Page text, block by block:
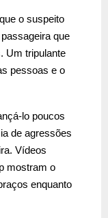
o suspeito
que
Um tripulante
pessoas e o
lo poucos
de agressões
Vídeos
mostram o
enquanto